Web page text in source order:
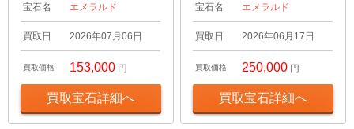
宝石名 エメラルド
買取日 2026年07月06日
買取価格 153,000 円
買取宝石詳細へ
宝石名 エメラルド
買取日 2026年06月17日
買取価格 250,000 円
買取宝石詳細へ